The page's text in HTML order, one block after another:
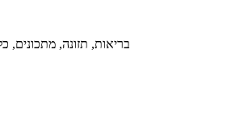
בריאות, תזונה, מתכונים,